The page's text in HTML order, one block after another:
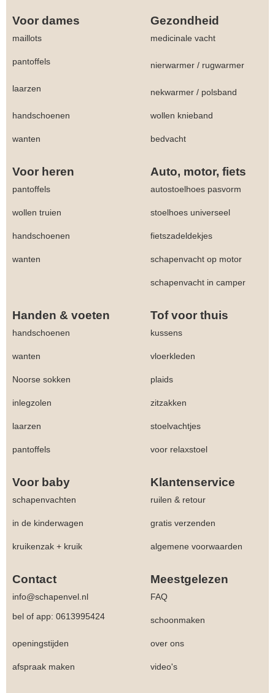
Voor dames Gezondheid
maillots medicinale vacht
pantoffels nierwarmer / rugwarmer
laarzen nekwarmer / polsband
handschoenen wollen knieband
wanten bedvacht
Voor heren Auto, motor, fiets
pantoffels autostoelhoes pasvorm
wollen truien stoelhoes universeel
handschoenen fietszadeldekjes
wanten schapenvacht op motor
schapenvacht in camper
Handen & voeten Tof voor thuis
handschoenen kussens
wanten vloerkleden
Noorse sokken plaids
inlegzolen zitzakken
laarzen stoelvachtjes
pantoffels voor relaxstoel
Voor baby Klantenservice
schapenvachten ruilen & retour
in de kinderwagen gratis verzenden
kruikenzak + kruik algemene voorwaarden
Contact Meestgelezen
info@schapenvel.nl
FAQ
bel of app: 0613995424
schoonmaken
openingstijden over ons
afspraak maken video's